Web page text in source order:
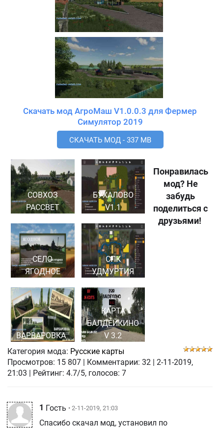
Скачать мод АгроМаш V1.0.0.3 для Фермер
Симулятор 2019
СКАЧАТЬ МОД - 337 MB
СОВХОЗ
РАССВЕТ
БУХАЛОВО
V1.1
СЕЛО
ЯГОДНОЕ
СПК
УДМУРТИЯ
ВАРВАРОВКА
КАРТА
БАЛДЕЙКИНО
V 3.2
Понравилась
мод? Не
забудь
поделиться с
друзьями!
Категория мода: Русские карты
Просмотров: 15 807 Комментарии: 32
2-11-2019,
21:03
| Рейтинг: 4.7/5, голосов: 7
1 Гость • 2-11-2019, 21:03
Спасибо скачал мод, установил по